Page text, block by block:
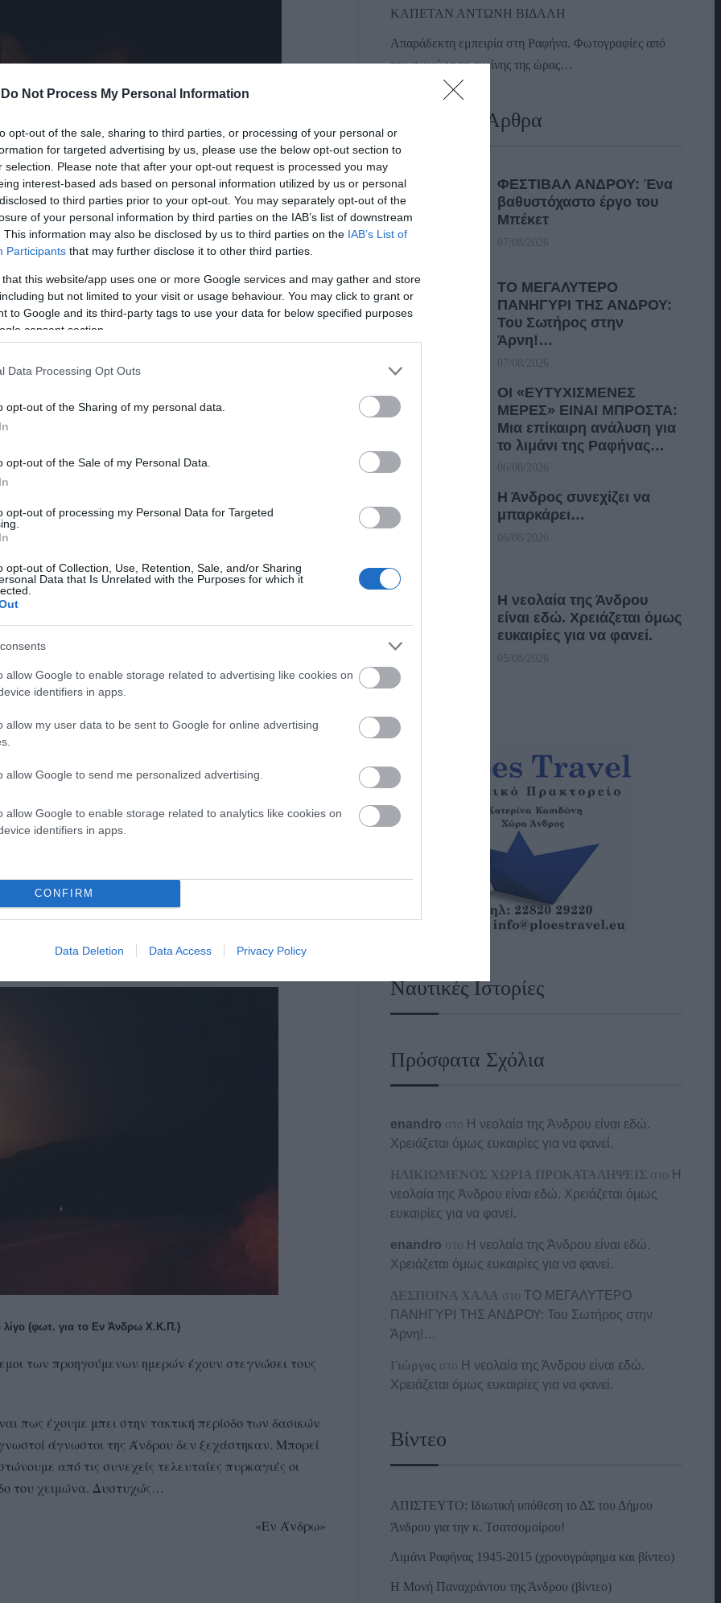
Do Not Process My Personal Information
opt-out of the sale, sharing to third parties, or processing of your personal or
for targeted advertising by us, please use the below opt-out section to
selection. Please note that after your opt-out request is processed you may
interest-based ads based on personal information utilized by us or personal
to third parties prior to your opt-out. You may separately opt-out of the
of your personal information by third parties on the IAB’s list of downstream
This information may also be disclosed by us to third parties on the IAB’s List of
Participants that may further disclose it to other third parties.
that this website/app uses one or more Google services and may gather and store
but not limited to your visit or usage behaviour. You may click to grant or
to Google and its third-party tags to use your data for below specified purposes
consent section.
Data Processing Opt Outs
opt-out of the Sharing of my personal data.
opt-out of the Sale of my Personal Data.
opt-out of processing my Personal Data for Targeted
opt-out of Collection, Use, Retention, Sale, and/or Sharing
Data that Is Unrelated with the Purposes for which it
allow Google to enable storage related to advertising like cookies on
identifiers in apps.
allow my user data to be sent to Google for online advertising
allow Google to send me personalized advertising.
allow Google to enable storage related to analytics like cookies on
identifiers in apps.
CONFIRM
Data Deletion Data Access Privacy Policy
μέσα στη νυχτα (φωτ. για το Εν Άνδρω Χ.Κ.Π.)
σήμερα. Το μέτωπο είναι κοντά 400 μέτρα 200 – 300
για την Άρνη κα κάτω από τον χωματόδρομο που
πυροσβεστικής (φωτ. για το Εν Άνδρω Χ.Κ.Π.)
και δύο ΣΕΔΑ με 10 πυροσβέστες. Το μέτωπο
τα αυτοκίνητα της πυροσβεστικής. Έτσι οι
(φωτ. για το Εν Άνδρω Χ.Κ.Π.)
των προηγούμενων ημερών έχουν στεγνώσει τους
πως έχουμε μπει στην τακτική περίοδο των δασικών
άγνωστοι της Άνδρου δεν ξεχάστηκαν. Μπορεί
από τις συνεχείς τελευταίες πυρκαγιές οι
του χειμώνα. Δυστυχώς…
«Εν Άνδρω»
ΚΑΠΕΤΑΝ ΑΝΤΩΝΗ ΒΙΔΑΛΗ
Απαράδεκτη εμπειρία στη Ραφήνα. Φωτογραφίες από
την αναχώρηση εκείνης της ώρας…
Πρόσφατα Άρθρα
ΦΕΣΤΙΒΑΛ ΑΝΔΡΟΥ: Ένα
βαθυστόχαστο έργο του
Μπέκετ
07/08/2026
ΤΟ ΜΕΓΑΛΥΤΕΡΟ
ΠΑΝΗΓΥΡΙ ΤΗΣ ΑΝΔΡΟΥ:
Του Σωτήρος στην
Άρνη!…
07/08/2026
ΟΙ «ΕΥΤΥΧΙΣΜΕΝΕΣ
ΜΕΡΕΣ» ΕΙΝΑΙ ΜΠΡΟΣΤΑ:
Μια επίκαιρη ανάλυση για
το λιμάνι της Ραφήνας…
06/08/2026
Η Άνδρος συνεχίζει να
μπαρκάρει…
06/08/2026
Η νεολαία της Άνδρου
είναι εδώ. Χρειάζεται όμως
ευκαιρίες για να φανεί.
05/08/2026
Ναυτικές Ιστορίες
Πρόσφατα Σχόλια
enandro στο Η νεολαία της Άνδρου είναι εδώ.
Χρειάζεται όμως ευκαιρίες για να φανεί.
ΗΛΙΚΙΩΜΕΝΟΣ ΧΩΡΙΑ ΠΡΟΚΑΤΑΛΗΨΕΙΣ στο Η
νεολαία της Άνδρου είναι εδώ. Χρειάζεται όμως
ευκαιρίες για να φανεί.
enandro στο Η νεολαία της Άνδρου είναι εδώ.
Χρειάζεται όμως ευκαιρίες για να φανεί.
ΔΕΣΠΟΙΝΑ ΧΑΛΑ στοΤΟ ΜΕΓΑΛΥΤΕΡΟ
ΠΑΝΗΓΥΡΙ ΤΗΣ ΑΝΔΡΟΥ: Του Σωτήρος στην
Άρνη!…
Γιώργος στο Η νεολαία της Άνδρου είναι εδώ.
Χρειάζεται όμως ευκαιρίες για να φανεί.
Βίντεο
ΑΠΙΣΤΕΥΤΟ: Ιδιωτική υπόθεση το ΔΣ του Δήμου
Άνδρου για την κ. Τσατσομοίρου!
Λιμάνι Ραφήνας 1945-2015 (χρονογράφημα και βίντεο)
Η Μονή Παναχράντου της Άνδρου (βίντεο)